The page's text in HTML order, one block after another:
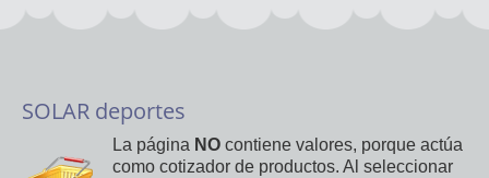
SOLAR deportes
La página NO contiene valores, porque actúa
como cotizador de productos. Al seleccionar